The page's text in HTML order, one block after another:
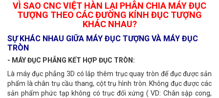
VÌ SAO CNC VIỆT HÀN LẠI PHÂN CHIA MÁY ĐỤC
TƯỢNG THEO CÁCĐƯỜNG KÍNH ĐỤC TƯỢNG
KHÁC NHAU?
SỰ KHÁC NHAU GIỮA MÁY ĐỤC TƯỢNG VÀ MÁY ĐỤC
TRÒN
- MÁY ĐỤC PHẲNG KẾT HỢP ĐỤC TRÒN:
Là máy đục phẳng 3D có lắp thêm trục quay tròn để đục được sản
phẩm là chân trụ cầu thang, cột trụ hình tròn. Không đục được các
sản phẩm phức tạp không có trục đối xứng ( VD: Chân sập cong,